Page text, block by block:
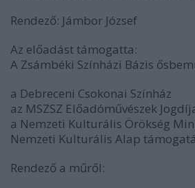
Rendező: Jámbor József
Az előadást támogatta:
A Zsámbéki Színházi Bázis
a Debreceni Csokonai Színház
az MSZSZ Előadóművészek
a Nemzeti Kulturális Örökség
Nemzeti Kulturális Alap
Rendező a műről: